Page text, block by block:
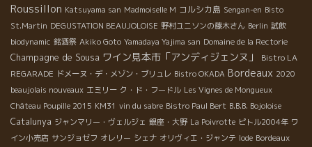
Roussillon Katsuyama san Madmoiselle M コルシカ島 Sengan-en Bisto
St.Martin DEGUSTATION BEAUJOLOISE 野村ユニソンの藤木さん Berlin 試飲
biodynamic 銘酒祭 Akiko Goto Yamadaya Yajima san Domaine de la Rectorie
Champagne de Sousa ワイン見本市「アンディジェンヌ」
Bistro LA
REGARADE ドメーヌ・デ・メゾン・ブリュレ Bistro OKADA Bordeaux 2020
beaujolais nouveaux エミリー ク・ド・フードル Les Vignes de Mongueux
Château Poupille 2015 KM31 vin du sabre Bistro Paul Bert B.B.B. Bojoloise
Catalunya ジャンマリー・ヴェルジェ 銀座・大野 La Poivrotte ピトル2004年 ワ
イン小売店 サンジョゼフ オレリー シェナ オリヴィエ・ジャンテ Iode Bordeaux